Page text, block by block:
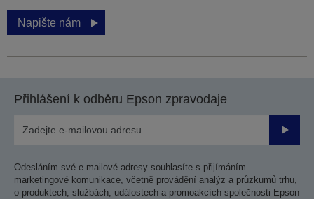
Napište nám
Přihlášení k odběru Epson zpravodaje
Odesláním své e-mailové adresy souhlasíte s přijímáním
marketingové komunikace, včetně provádění analýz a průzkumů trhu,
o produktech, službách, událostech a promoakcích společnosti Epson